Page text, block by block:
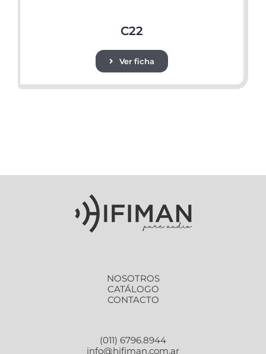
C22
Ver ficha
NOSOTROS
CATÁLOGO
CONTACTO
(011) 6796.8944
info@hifiman.com.ar